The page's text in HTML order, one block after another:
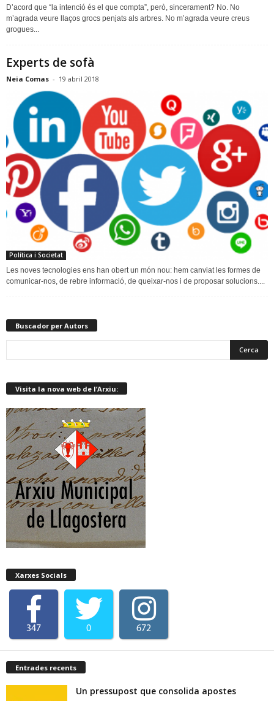
D’acord que “la intenció és el que compta”, però, sincerament? No. No
m’agrada veure llaços grocs penjats als arbres. No m’agrada veure creus
grogues...
Experts de sofà
Neia Comas - 19 abril 2018
Política i Societat
Les noves tecnologies ens han obert un món nou: hem canviat les formes de
comunicar-nos, de rebre informació, de queixar-nos i de proposar solucions....
Buscador per Autors
Visita la nova web de l’Arxiu:
Xarxes Socials
347 0 672
Entrades recents
Un pressupost que consolida apostes